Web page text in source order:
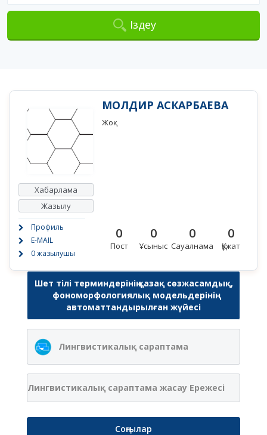
Іздеу
Хабарлама
Жазылу
Профиль
E-MAIL
0 жазылушы
МОЛДИР АСКАРБАЕВА
Жоқ
0
Пост
0
Ұсыныс
0
Сауалнама
0
Құжат
Шет тілі терминдерінің қазақ сөзжасамдық,
фономорфологиялық модельдерінің
автоматтандырылған жүйесі
Лингвистикалық сараптама
Лингвистикалық сараптама жасау Ережесі
Соңғылар